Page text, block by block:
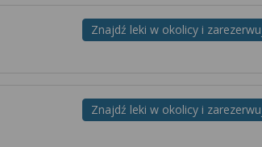
Znajdź leki w okolicy i
Znajdź leki w okolicy i